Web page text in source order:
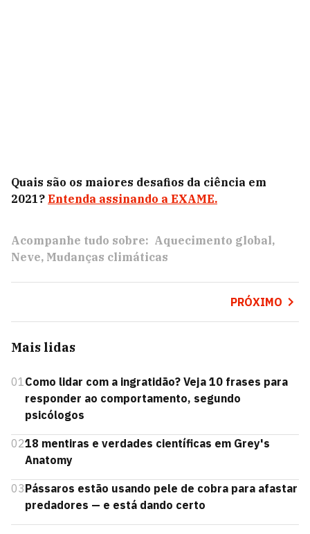
Quais são os maiores desafios da ciência em
2021? Entenda assinando a EXAME.
Acompanhe tudo sobre: Aquecimento global
Neve Mudanças climáticas
PRÓXIMO
Mais lidas
01Como lidar com a ingratidão? Veja 10 frases para
responder ao comportamento, segundo
psicólogos
0218 mentiras e verdades científicas em Grey's
Anatomy
03Pássaros estão usando pele de cobra para afastar
predadores — e está dando certo